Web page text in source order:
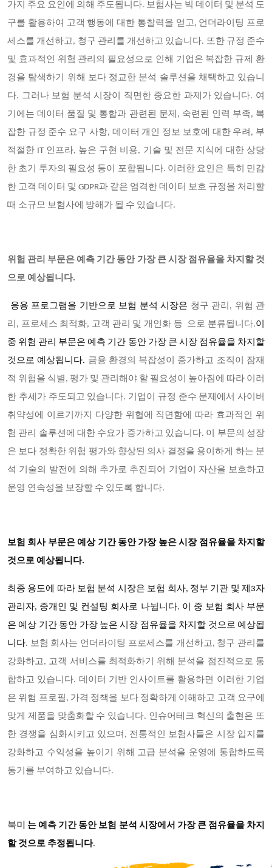
가지 주요 요인에 의해 주도됩니다. 보험사는 빅 데이터 및 분석 도
구를 활용하여 고객 행동에 대한 통찰력을 얻고, 언더라이팅 프로
세스를 개선하고, 청구 관리를 개선하고 있습니다. 또한 규정 준수
및 효과적인 위험 관리의 필요성으로 인해 기업은 복잡한 규제 환
경을 탐색하기 위해 보다 정교한 분석 솔루션을 채택하고 있습니
다. 그러나 보험 분석 시장이 직면한 중요한 과제가 있습니다. 여
기에는 데이터 품질 및 통합과 관련된 문제, 숙련된 인력 부족, 복
잡한 규정 준수 요구 사항, 데이터 개인 정보 보호에 대한 우려, 부
적절한 IT 인프라, 높은 구현 비용, 기술 및 전문 지식에 대한 상당
한 초기 투자의 필요성 등이 포함됩니다. 이러한 요인은 특히 민감
한 고객 데이터 및 GDPR과 같은 엄격한 데이터 보호 규정을 처리할
때 소규모 보험사에 방해가 될 수 있습니다.
위험 관리 부문은 예측 기간 동안 가장 큰 시장 점유율을 차지할 것
으로 예상됩니다.
응용 프로그램을 기반으로 보험 분석 시장은 청구 관리, 위험 관
리, 프로세스 최적화, 고객 관리 및 개인화 등 으로 분류됩니다.이
중 위험 관리 부문은 예측 기간 동안 가장 큰 시장 점유율을 차지할
것으로 예상됩니다. 금융 환경의 복잡성이 증가하고 조직이 잠재
적 위험을 식별, 평가 및 관리해야 할 필요성이 높아짐에 따라 이러
한 추세가 주도되고 있습니다. 기업이 규정 준수 문제에서 사이버
취약성에 이르기까지 다양한 위협에 직면함에 따라 효과적인 위
험 관리 솔루션에 대한 수요가 증가하고 있습니다. 이 부문의 성장
은 보다 정확한 위험 평가와 향상된 의사 결정을 용이하게 하는 분
석 기술의 발전에 의해 추가로 추진되어 기업이 자산을 보호하고
운영 연속성을 보장할 수 있도록 합니다.
보험 회사 부문은 예상 기간 동안 가장 높은 시장 점유율을 차지할
것으로 예상됩니다.
최종 용도에 따라 보험 분석 시장은 보험 회사, 정부 기관 및 제3자
관리자, 중개인 및 컨설팅 회사로 나뉩니다. 이 중 보험 회사 부문
은 예상 기간 동안 가장 높은 시장 점유율을 차지할 것으로 예상됩
니다. 보험 회사는 언더라이팅 프로세스를 개선하고, 청구 관리를
강화하고, 고객 서비스를 최적화하기 위해 분석을 점진적으로 통
합하고 있습니다. 데이터 기반 인사이트를 활용하면 이러한 기업
은 위험 프로필, 가격 정책을 보다 정확하게 이해하고 고객 요구에
맞게 제품을 맞춤화할 수 있습니다. 인슈어테크 혁신의 출현은 또
한 경쟁을 심화시키고 있으며, 전통적인 보험사들은 시장 입지를
강화하고 수익성을 높이기 위해 고급 분석을 운영에 통합하도록
동기를 부여하고 있습니다.
북미 는 예측 기간 동안 보험 분석 시장에서 가장 큰 점유율을 차지
할 것으로 추정됩니다.